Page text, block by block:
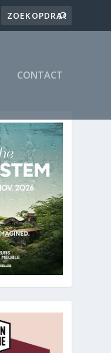
CONTACT